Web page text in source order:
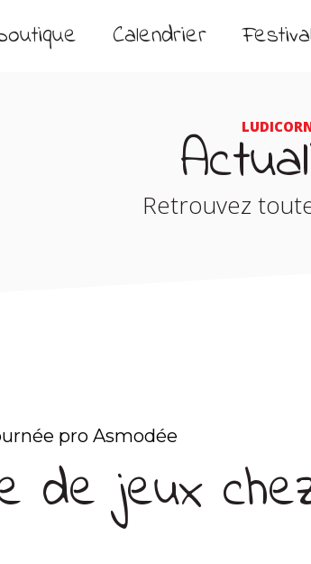
Calendrier Festival
Retrouvez
pro Asmodée
de jeux